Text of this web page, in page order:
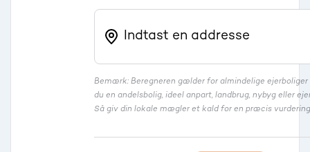
Bemærk: Beregneren gælder for almindelige ejerboliger
du en andelsbolig, ideel anpart, landbrug, nybyg eller
Så giv din lokale mægler et kald for en præcis